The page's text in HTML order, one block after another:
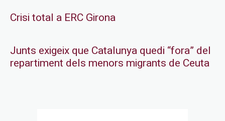
Crisi total a ERC Girona
Junts exigeix que Catalunya quedi “fora” del
repartiment dels menors migrants de Ceuta